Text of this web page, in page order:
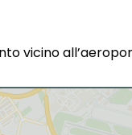
vicino